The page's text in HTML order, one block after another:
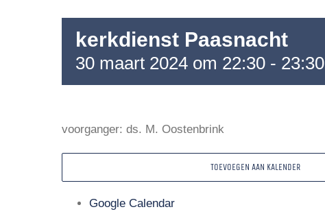
kerkdienst Paasnacht
30 maart 2024 om 22:30 - 23:30
voorganger: ds. M. Oostenbrink
TOEVOEGEN AAN KALENDER
Google Calendar